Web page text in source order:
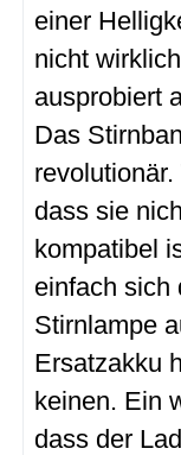
einer
nicht
ausprobiert
Das
dass sie
kompatibel
einfach sich
Stirnlampe
Ersatzakku
keinen. Ein
dass der